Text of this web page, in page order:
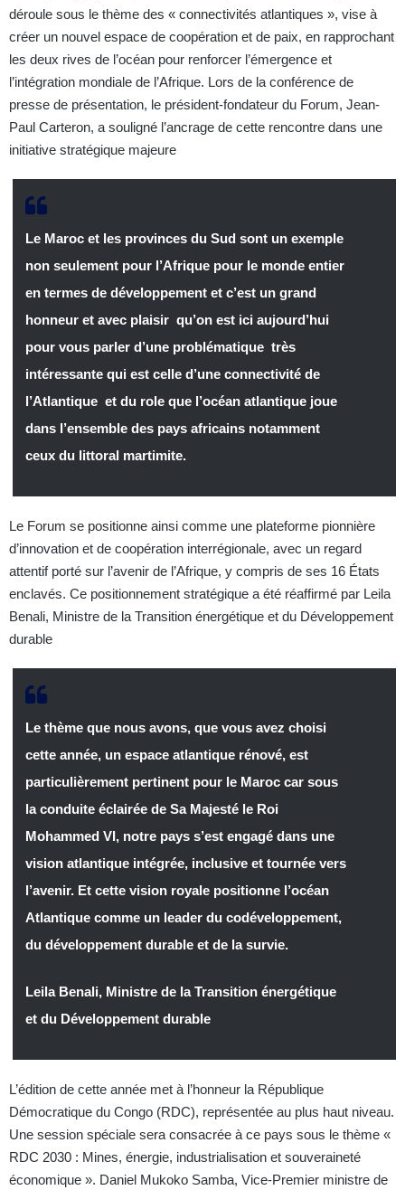
déroule sous le thème des « connectivités atlantiques », vise à
créer un nouvel espace de coopération et de paix, en rapprochant
les deux rives de l’océan pour renforcer l’émergence et
l’intégration mondiale de l’Afrique. Lors de la conférence de
presse de présentation, le président-fondateur du Forum, Jean-
Paul Carteron, a souligné l’ancrage de cette rencontre dans une
initiative stratégique majeure
Le Maroc et les provinces du Sud sont un exemple
non seulement pour l’Afrique pour le monde entier
en termes de développement et c’est un grand
honneur et avec plaisir qu’on est ici aujourd’hui
pour vous parler d’une problématique très
intéressante qui est celle d’une connectivité de
l’Atlantique et du role que l’océan atlantique joue
dans l’ensemble des pays africains notamment
ceux du littoral martimite.
Le Forum se positionne ainsi comme une plateforme pionnière
d’innovation et de coopération interrégionale, avec un regard
attentif porté sur l’avenir de l’Afrique, y compris de ses 16 États
enclavés. Ce positionnement stratégique a été réaffirmé par Leila
Benali, Ministre de la Transition énergétique et du Développement
durable
Le thème que nous avons, que vous avez choisi
cette année, un espace atlantique rénové, est
particulièrement pertinent pour le Maroc car sous
la conduite éclairée de Sa Majesté le Roi
Mohammed VI, notre pays s’est engagé dans une
vision atlantique intégrée, inclusive et tournée vers
l’avenir. Et cette vision royale positionne l’océan
Atlantique comme un leader du codéveloppement,
du développement durable et de la survie.
Leila Benali, Ministre de la Transition énergétique
et du Développement durable
L’édition de cette année met à l’honneur la République
Démocratique du Congo (RDC), représentée au plus haut niveau.
Une session spéciale sera consacrée à ce pays sous le thème «
RDC 2030 : Mines, énergie, industrialisation et souveraineté
économique ». Daniel Mukoko Samba, Vice-Premier ministre de